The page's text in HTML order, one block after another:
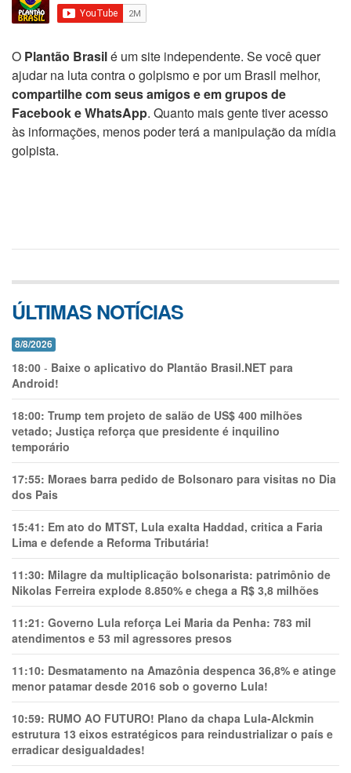
O Plantão Brasilé um site independente. Se você quer
ajudar na luta contra o golpismo e por um Brasil melhor,
compartilhe com seus amigos e em grupos de
Facebook e WhatsApp. Quanto mais gente tiver acesso
às informações, menos poder terá a manipulação da mídia
golpista.
ÚLTIMAS NOTÍCIAS
8/8/2026
18:00 - Baixe o aplicativo do Plantão Brasil.NET para
Android!
18:00: Trump tem projeto de salão de US$ 400 milhões
vetado; Justiça reforça que presidente é inquilino
temporário
17:55: Moraes barra pedido de Bolsonaro para visitas no Dia
dos Pais
15:41: Em ato do MTST, Lula exalta Haddad, critica a Faria
Lima e defende a Reforma Tributária!
11:30: Milagre da multiplicação bolsonarista: patrimônio de
Nikolas Ferreira explode 8.850% e chega a R$ 3,8 milhões
11:21: Governo Lula reforça Lei Maria da Penha: 783 mil
atendimentos e 53 mil agressores presos
11:10: Desmatamento na Amazônia despenca 36,8% e atinge
menor patamar desde 2016 sob o governo Lula!
10:59: RUMO AO FUTURO! Plano da chapa Lula-Alckmin
estrutura 13 eixos estratégicos para reindustrializar o país e
erradicar desigualdades!